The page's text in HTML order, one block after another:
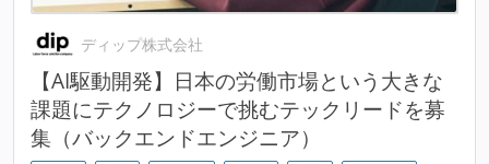
ディップ株式会社
【AI駆動開発】日本の労働市場という大きな
課題にテクノロジーで挑むテックリードを募
集（バックエンドエンジニア）